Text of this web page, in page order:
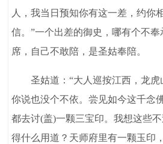
人，我当日预知你有这一差，约你
信。”一个出差的御史，哪有个不
席，自己不敢陪，是圣姑奉陪。
圣姑道：“大人巡按江西，龙虎
你说也没个不依。尝见如今这千念
都去讨(盖)一颗三宝印。我想这些
得什么用道？天师府里有一颗玉印